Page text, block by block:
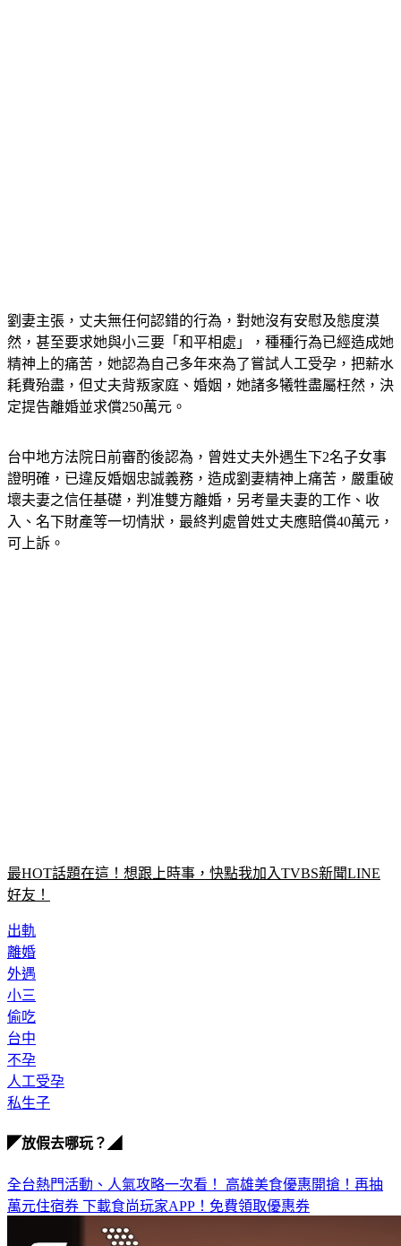
劉妻主張，丈夫無任何認錯的行為，對她沒有安慰及態度漠
然，甚至要求她與小三要「和平相處」，種種行為已經造成她
精神上的痛苦，她認為自己多年來為了嘗試人工受孕，把薪水
耗費殆盡，但丈夫背叛家庭、婚姻，她諸多犧牲盡屬枉然，決
台中地方法院日前審酌後認為，曾姓丈夫外遇生下2名子女事
證明確，已違反婚姻忠誠義務，造成劉妻精神上痛苦，嚴重破
壞夫妻之信任基礎，判准雙方離婚，另考量夫妻的工作、收
入、名下財產等一切情狀，最終判處曾姓丈夫應賠償40萬元，
最HOT話題在這！想跟上時事，快點我加入TVBS新聞LINE
出軌
離婚
外遇
小三
偷吃
台中
不孕
人工受孕
全台熱門活動、人氣攻略一次看！高雄美食優惠開搶！再抽
下載食尚玩家APP！免費領取優惠券